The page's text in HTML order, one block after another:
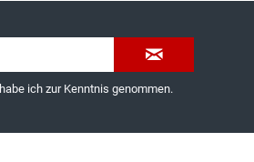
habe ich zur Kenntnis genommen.